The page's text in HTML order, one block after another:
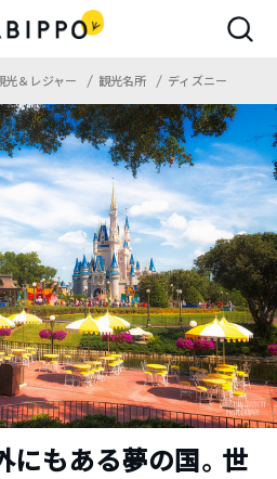
光＆レジャー 観光名所 ディズニー
にもある夢の国。世